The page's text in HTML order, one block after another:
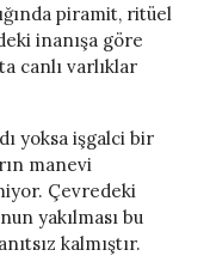
piramit, ritüel
inanışa göre
canlı varlıklar
yoksa işgalci bir
manevi
Çevredeki
yakılması bu
kalmıştır.